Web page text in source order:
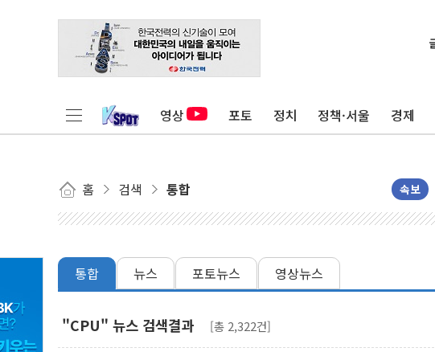
영상 포토 정치 정책·서울 경제
홈 검색 통합 속보
통합 뉴스 포토뉴스 영상뉴스
"CPU" 뉴스 검색결과 [총 2,322건]